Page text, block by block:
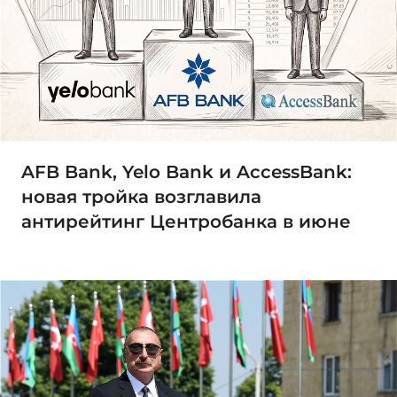
AFB Bank, Yelo Bank и AccessBank:
новая тройка возглавила
антирейтинг Центробанка в июне